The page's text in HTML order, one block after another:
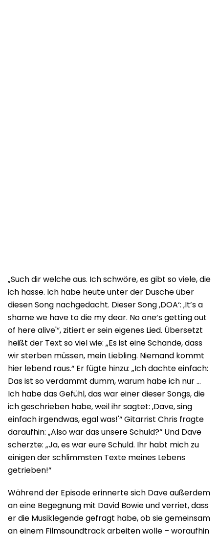
„Such dir welche aus. Ich schwöre, es gibt so viele, die
ich hasse. Ich habe heute unter der Dusche über
diesen Song nachgedacht. Dieser Song ‚DOA‘: ‚It’s a
shame we have to die my dear. No one’s getting out
of here alive'“, zitiert er sein eigenes Lied. Übersetzt
heißt der Text so viel wie: „Es ist eine Schande, dass
wir sterben müssen, mein Liebling. Niemand kommt
hier lebend raus.“ Er fügte hinzu: „Ich dachte einfach:
Das ist so verdammt dumm, warum habe ich nur …
Ich habe das Gefühl, das war einer dieser Songs, die
ich geschrieben habe, weil ihr sagtet: ‚Dave, sing
einfach irgendwas, egal was!'“ Gitarrist Chris fragte
daraufhin: „Also war das unsere Schuld?“ Und Dave
scherzte: „Ja, es war eure Schuld. Ihr habt mich zu
einigen der schlimmsten Texte meines Lebens
getrieben!“
Während der Episode erinnerte sich Dave außerdem
an eine Begegnung mit David Bowie und verriet, dass
er die Musiklegende gefragt habe, ob sie gemeinsam
an einem Filmsoundtrack arbeiten wolle – woraufhin